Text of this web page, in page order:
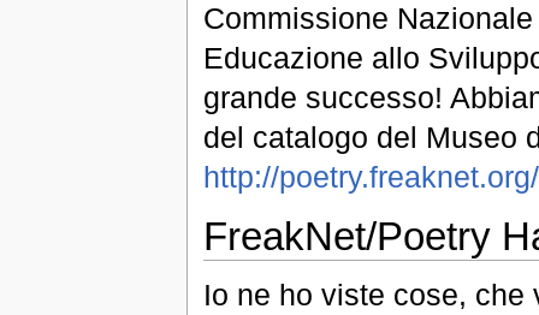
Commissione
Educazione allo
grande successo!
del catalogo del Museo
http://
FreakNet/Poetry
Io ne ho viste cose, che